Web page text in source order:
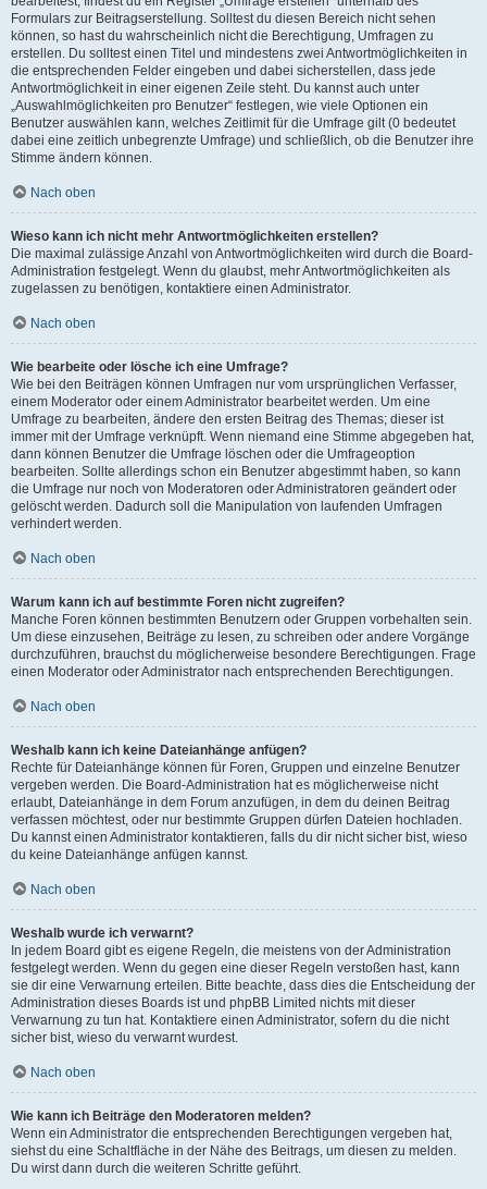
Formulars zur Beitragserstellung. Solltest du diesen Bereich nicht sehen
können, so hast du wahrscheinlich nicht die Berechtigung, Umfragen zu
erstellen. Du solltest einen Titel und mindestens zwei Antwortmöglichkeiten in
die entsprechenden Felder eingeben und dabei sicherstellen, dass jede
Antwortmöglichkeit in einer eigenen Zeile steht. Du kannst auch unter
„Auswahlmöglichkeiten pro Benutzer“ festlegen, wie viele Optionen ein
Benutzer auswählen kann, welches Zeitlimit für die Umfrage gilt (0 bedeutet
dabei eine zeitlich unbegrenzte Umfrage) und schließlich, ob die Benutzer ihre
Stimme ändern können.
Nach oben
Wieso kann ich nicht mehr Antwortmöglichkeiten erstellen?
Die maximal zulässige Anzahl von Antwortmöglichkeiten wird durch die Board-
Administration festgelegt. Wenn du glaubst, mehr Antwortmöglichkeiten als
zugelassen zu benötigen, kontaktiere einen Administrator.
Nach oben
Wie bearbeite oder lösche ich eine Umfrage?
Wie bei den Beiträgen können Umfragen nur vom ursprünglichen Verfasser,
einem Moderator oder einem Administrator bearbeitet werden. Um eine
Umfrage zu bearbeiten, ändere den ersten Beitrag des Themas; dieser ist
immer mit der Umfrage verknüpft. Wenn niemand eine Stimme abgegeben hat,
dann können Benutzer die Umfrage löschen oder die Umfrageoption
bearbeiten. Sollte allerdings schon ein Benutzer abgestimmt haben, so kann
die Umfrage nur noch von Moderatoren oder Administratoren geändert oder
gelöscht werden. Dadurch soll die Manipulation von laufenden Umfragen
verhindert werden.
Nach oben
Warum kann ich auf bestimmte Foren nicht zugreifen?
Manche Foren können bestimmten Benutzern oder Gruppen vorbehalten sein.
Um diese einzusehen, Beiträge zu lesen, zu schreiben oder andere Vorgänge
durchzuführen, brauchst du möglicherweise besondere Berechtigungen. Frage
einen Moderator oder Administrator nach entsprechenden Berechtigungen.
Nach oben
Weshalb kann ich keine Dateianhänge anfügen?
Rechte für Dateianhänge können für Foren, Gruppen und einzelne Benutzer
vergeben werden. Die Board-Administration hat es möglicherweise nicht
erlaubt, Dateianhänge in dem Forum anzufügen, in dem du deinen Beitrag
verfassen möchtest, oder nur bestimmte Gruppen dürfen Dateien hochladen.
Du kannst einen Administrator kontaktieren, falls du dir nicht sicher bist, wieso
du keine Dateianhänge anfügen kannst.
Nach oben
Weshalb wurde ich verwarnt?
In jedem Board gibt es eigene Regeln, die meistens von der Administration
festgelegt werden. Wenn du gegen eine dieser Regeln verstoßen hast, kann
sie dir eine Verwarnung erteilen. Bitte beachte, dass dies die Entscheidung der
Administration dieses Boards ist und phpBB Limited nichts mit dieser
Verwarnung zu tun hat. Kontaktiere einen Administrator, sofern du die nicht
sicher bist, wieso du verwarnt wurdest.
Nach oben
Wie kann ich Beiträge den Moderatoren melden?
Wenn ein Administrator die entsprechenden Berechtigungen vergeben hat,
siehst du eine Schaltfläche in der Nähe des Beitrags, um diesen zu melden.
Du wirst dann durch die weiteren Schritte geführt.